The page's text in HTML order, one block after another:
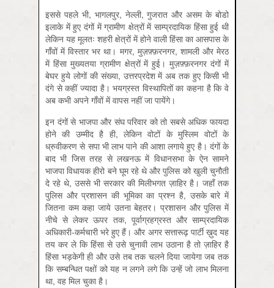
इससे पहले भी, भागलपुर, नेल्ली, गुजरात और असम के बोडो
इलाके में हुए दंगों में ग्रामीण क्षेत्रों में साम्प्रदायिक हिंसा हुई थी
लेकिन यह मूलतः शहरी क्षेत्रों में होने वाली हिंसा का आसपास के
गाँवों में विस्तार भर था। मगर, मुज़फ़्फ़रनगर, शामली और मेरठ
में हिंसा मुख्यतया ग्रामीण क्षेत्रों में हुई। मुज़फ़्फ़रनगर दंगों में
बेघर हुये लोगों की संख्या, उत्तरप्रदेश में अब तक हुए किसी भी
दंगे से कहीं ज्यादा है। भयग्रस्त विस्थापितों का कहना है कि वे
अब कभी अपने गाँवों में वापस नहीं जा पायेंगे।
इन दंगों से भाजपा और संघ परिवार को तो सबसे अधिक फायदा
होने की उम्मीद है ही, लेकिन वोटों के मुस्लिम वोटों के
ध्रुवीकरण से सपा भी लाभ पाने की आशा लगाये हुए है। दंगों के
बाद भी जिस तरह से लखनऊ में विधानसभा के ऐन सामने
भाजपा विधायक हीरो बने घूम रहे थे और पुलिस को खुली चुनौती
दे रहे थे, उससे भी सरकार की मिलीभगत ज़ाहिर है। जहाँ तक
पुलिस और प्रशासन की भूमिका का प्रश्न है, उसके बारे में
जितना कम कहा जाये उतना बेहतर। प्रशासन और पुलिस में
नीचे से लेकर ऊपर तक, पूर्वाग्रहग्रस्त और साम्प्रदायिक
अधिकारी-कर्मचारी भरे हुए हैं। और अगर सत्तारूढ़ पार्टी ख़ुद यह
तय कर ले कि हिंसा से उसे चुनावी लाभ उठाना है तो ज़ाहिर है
हिंसा भड़केगी ही और उसे तब तक चलने दिया जायेगा जब तक
कि सम्बन्धित पक्षों को यह न लगने लगे कि उन्हें जो लाभ मिलना
था, वह मिल चुका है।